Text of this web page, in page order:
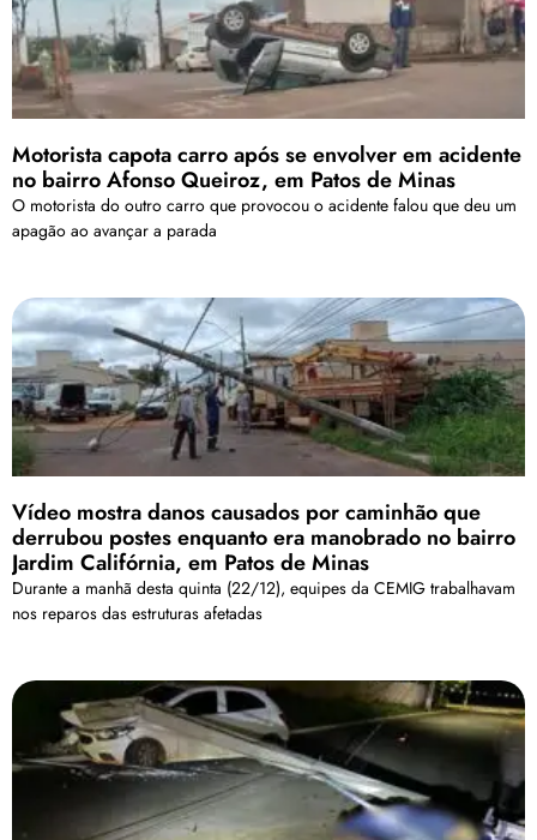
Motorista capota carro após se envolver em acidente
no bairro Afonso Queiroz, em Patos de Minas
O motorista do outro carro que provocou o acidente falou que deu um
apagão ao avançar a parada
Vídeo mostra danos causados por caminhão que
derrubou postes enquanto era manobrado no bairro
Jardim Califórnia, em Patos de Minas
Durante a manhã desta quinta (22/12), equipes da CEMIG trabalhavam
nos reparos das estruturas afetadas